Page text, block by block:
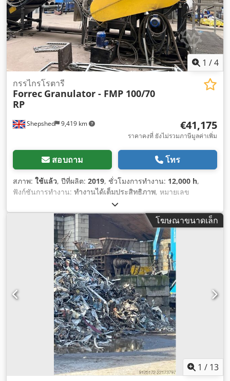
1 /4
Shepshed 9,419 km
กรรไกรโรตารี
Forrec Granulator - FMP 100/70
RP
€41,175
ราคาคงที่ ยังไม่รวมภาษีมูลค่าเพิ่ม
สอบถาม โทร
สภาพ: ใช้แล้ว, ปีที่ผลิต: 2019, ชั่วโมงการทำงาน: 12,000 h,
ฟังก์ชันการทำงาน: ทำงานได้เต็มประสิทธิภาพ, หมายเลข
1904150116
2025, น้ำหนักรวม:6,800 กก.,
โฆษณาขนาดเล็ก
1 / 13